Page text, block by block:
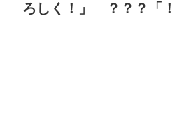
ろしく！」 ？？？「！